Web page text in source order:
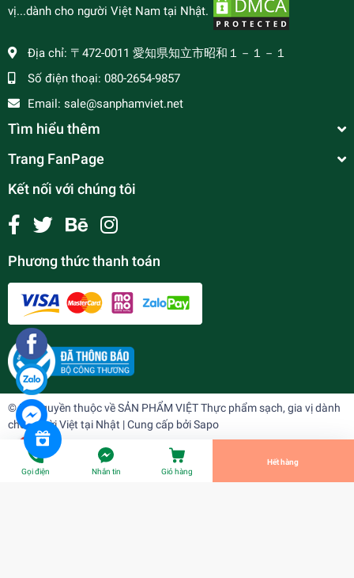
vị...dành cho người Việt Nam tại Nhật.
Địa chỉ: 〒472-0011 愛知県知立市昭和１－１－１
Số điện thoại: 080-2654-9857
Email: sale@sanphamviet.net
Tìm hiểu thêm
Trang FanPage
Kết nối với chúng tôi
Phương thức thanh toán
© Bản quyền thuộc vềSẢN PHẨM VIỆT Thực phẩm sạch, gia vị dành
cho người Việt tại Nhật | Cung cấp bởiSapo
¥135
undefined
Tiến Hành Thanh Toán
Gọi điện Nhắn tin Giỏ hàng
Hết hàng